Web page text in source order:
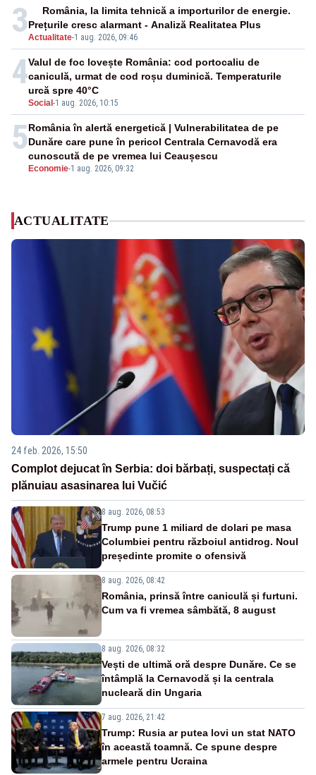
3Actualitate-1 aug. 2026, 09:46
România, la limita tehnică a importurilor de energie.
Prețurile cresc alarmant - Analiză Realitatea Plus
4
Social -1 aug. 2026, 10:15
Valul de foc lovește România: cod portocaliu de
caniculă, urmat de cod roșu duminică. Temperaturile
urcă spre 40°C
5
Economie-1 aug. 2026, 09:32
România în alertă energetică | Vulnerabilitatea de pe
Dunăre care pune în pericol Centrala Cernavodă era
cunoscută de pe vremea lui Ceaușescu
ACTUALITATE
24 feb. 2026, 15:50
Complot dejucat în Serbia: doi bărbați, suspectați că
plănuiau asasinarea lui Vučić
8 aug. 2026, 08:53
Trump pune 1 miliard de dolari pe masa
Columbiei pentru războiul antidrog. Noul
președinte promite o ofensivă
8 aug. 2026, 08:42
România, prinsă între caniculă și furtuni.
Cum va fi vremea sâmbătă, 8 august
8 aug. 2026, 08:32
Vești de ultimă oră despre Dunăre. Ce se
întâmplă la Cernavodă și la centrala
nucleară din Ungaria
7 aug. 2026, 21:42
Trump: Rusia ar putea lovi un stat NATO
în această toamnă. Ce spune despre
armele pentru Ucraina